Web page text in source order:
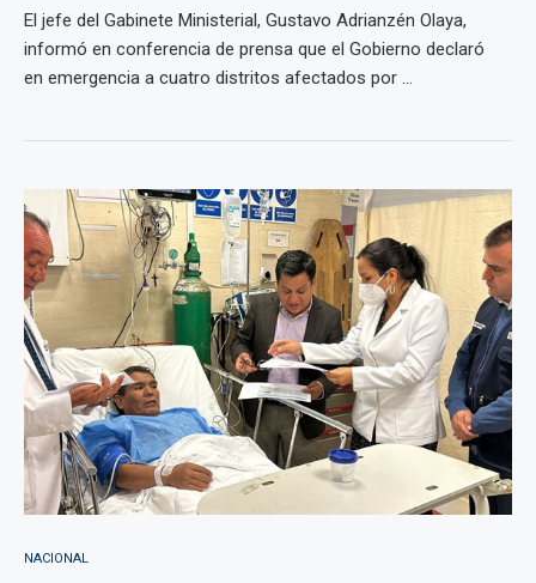
El jefe del Gabinete Ministerial, Gustavo Adrianzén Olaya,
informó en conferencia de prensa que el Gobierno declaró
en emergencia a cuatro distritos afectados por ...
NACIONAL